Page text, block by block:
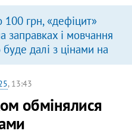
грн, «дефіцит»
заправках і мовчання
далі з цінами на
, 13:43
обмінялися